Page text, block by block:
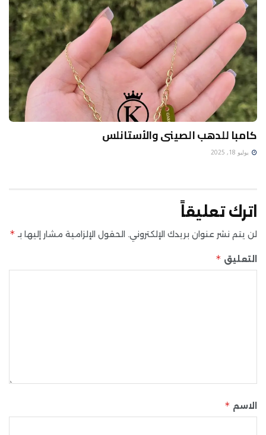
كامبا للدهب الصينى والأستانلس
يوليو 18, 2025
اترك تعليقاً
لن يتم نشر عنوان بريدك الإلكتروني. الحقول الإلزامية مشار إليها بـ *
التعليق *
الاسم *